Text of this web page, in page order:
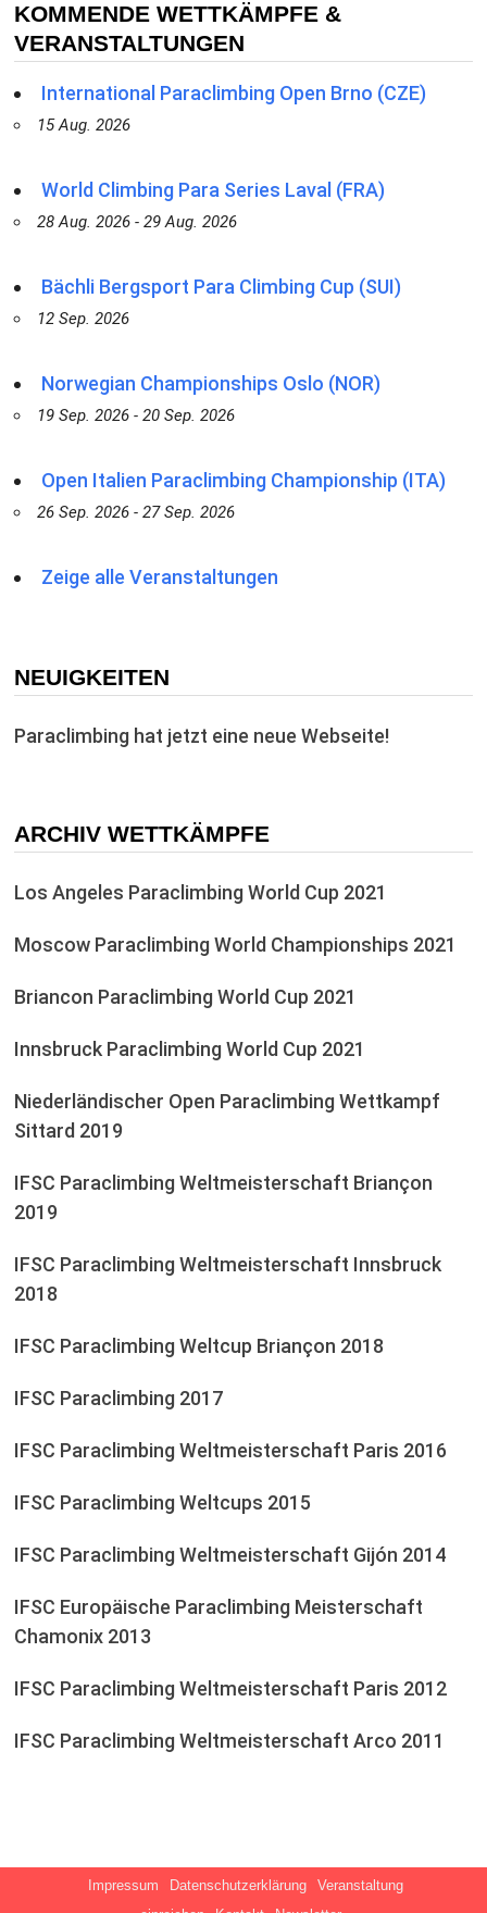
KOMMENDE WETTKÄMPFE &
VERANSTALTUNGEN
International Paraclimbing Open Brno (CZE)
15 Aug. 2026
World Climbing Para Series Laval (FRA)
28 Aug. 2026 - 29 Aug. 2026
Bächli Bergsport Para Climbing Cup (SUI)
12 Sep. 2026
Norwegian Championships Oslo (NOR)
19 Sep. 2026 - 20 Sep. 2026
Open Italien Paraclimbing Championship (ITA)
26 Sep. 2026 - 27 Sep. 2026
Zeige alle Veranstaltungen
NEUIGKEITEN
Paraclimbing hat jetzt eine neue Webseite!
ARCHIV WETTKÄMPFE
Los Angeles Paraclimbing World Cup 2021
Moscow Paraclimbing World Championships 2021
Briancon Paraclimbing World Cup 2021
Innsbruck Paraclimbing World Cup 2021
Niederländischer Open Paraclimbing Wettkampf
Sittard 2019
IFSC Paraclimbing Weltmeisterschaft Briançon
2019
IFSC Paraclimbing Weltmeisterschaft Innsbruck
2018
IFSC Paraclimbing Weltcup Briançon 2018
IFSC Paraclimbing 2017
IFSC Paraclimbing Weltmeisterschaft Paris 2016
IFSC Paraclimbing Weltcups 2015
IFSC Paraclimbing Weltmeisterschaft Gijón 2014
IFSC Europäische Paraclimbing Meisterschaft
Chamonix 2013
IFSC Paraclimbing Weltmeisterschaft Paris 2012
IFSC Paraclimbing Weltmeisterschaft Arco 2011
Impressum Datenschutzerklärung
Veranstaltung